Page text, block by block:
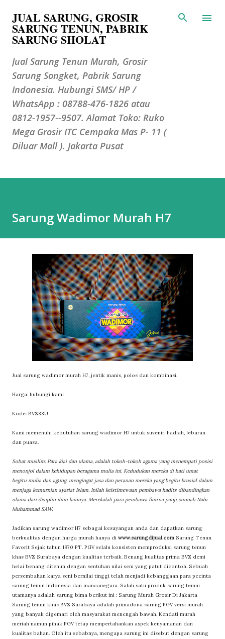
JUAL SARUNG, GROSIR
SARUNG TENUN, PABRIK
SARUNG SHOLAT
Jual Sarung Tenun Murah, Grosir
Sarung Songket, Pabrik Sarung
Indonesia. Hubungi SMS/ HP /
WhatsApp : 08788-476-1826 atau
0812-1957--9507. Alamat Toko: Ruko
Mega Grosir ITC Cempaka Mas P- 11 (
Diluar Mall ). Jakarta Pusat
Sarung Wadimor Murah H7
Jual sarung wadimor murah H7, jentik manis, polos dan kombinasi.
Harga: hubungi kami
Kode: BVZ88U
Kami memenuhi kebutuhan sarung wadimor H7 untuk suvenir, hadiah, lebaran
dan puasa.
Sobat muslim: Para kiai dan ulama, adalah tokoh-tokoh agama yang menempati posisi
menonjol dalam kehidupan beragama mulia ini. Kedudukan mereka di hati umat
begitu mulia dan agung, mengingat jasa dan peranan mereka yang begitu krusial dalam
menjaga kemurnian syariat Islam. Inilah keistimewaan pembawa hadits dibandingkan
ulama dari disiplin ilmu lainnya. Merekalah para pembawa fimrna panji sunnah Nabi
Muhammad SAW.
Jadikan sarung wadimor H7 sebagai kesayangan anda dan dapatkan sarung
berkualitas dengan harga murah hanya di www.sarungdijual.com Sarung Tenun
Favorit Sejak tahun 1970 PT. PGV selalu konsisten memproduksi sarung tenun
khas BVZ Surabaya dengan kualitas terbaik. Benang kualitas prima BVZ demi
helai benang ditenun dengan sentuhan nilai seni yang patut dicontoh. Sebuah
persembahan karya seni bernilai tinggi telah menjadi kebanggaan para pecinta
sarung tenun Indonesia dan mancanegara. Salah satu produk sarung tenun
utamanya adalah sarung bima berikut ini : Sarung Murah Grosir Di Jakarta
Sarung tenun khas BVZ Surabaya adalah primadona sarung PGV versi murah
yang banyak digemari oleh masyarakat menengah bawah. Kendati murah
meriah namun pihak PGV tetap mempertahankan aspek kenyamanan dan
kualitas bahan. Oleh itu sebabnya, mengapa sarung ini disebut dengan sarung